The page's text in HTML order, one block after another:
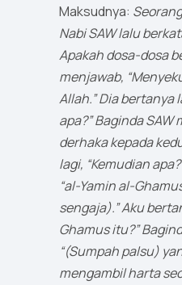
Maksudnya:
Nabi SAW lalu
Apakah dosa-dosa
menjawab,
Allah.” Dia bertanya
apa?” Baginda SAW
derhaka kepada
lagi, “Kemudian
“al-Yamin al-
sengaja).” Aku
Ghamus itu?”
“(Sumpah palsu)
mengambil harta